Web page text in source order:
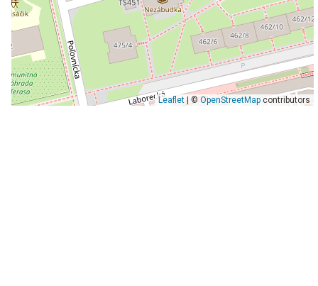
Leaflet| ©OpenStreetMapcontributors